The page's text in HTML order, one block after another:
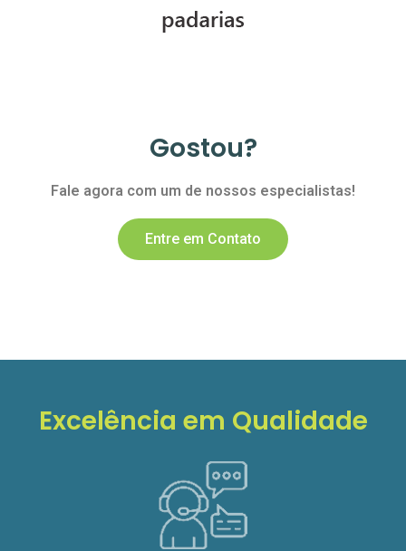
Gostou?
Fale agora com um de nossos especialistas!
Entre em Contato
Excelência em Qualidade